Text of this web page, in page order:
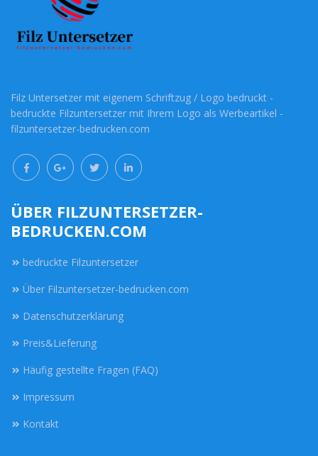
Filz Untersetzer mit eigenem Schriftzug / Logo bedruckt -
bedruckte Filzuntersetzer mit Ihrem Logo als Werbeartikel -
filzuntersetzer-bedrucken.com
ÜBER FILZUNTERSETZER-
BEDRUCKEN.COM
bedruckte Filzuntersetzer
Über Filzuntersetzer-bedrucken.com
Datenschutzerklärung
Preis&Lieferung
Häufig gestellte Fragen (FAQ)
Impressum
Kontakt